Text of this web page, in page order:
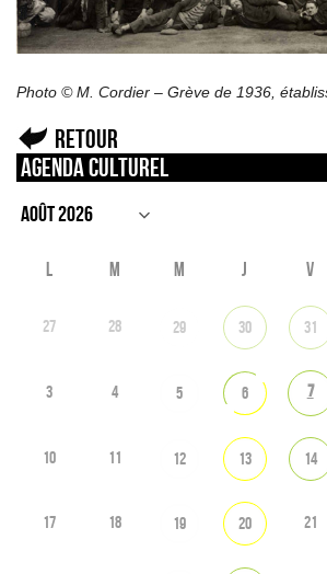
Photo © M. Cordier – Grève de 1936,
Retour
Agenda culturel
L M M J V
27 28 29 30 31
3 4 5 6 7
10 11 12 13 14
17 18 19 20 21